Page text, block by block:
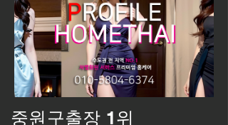
중원구출장 1위